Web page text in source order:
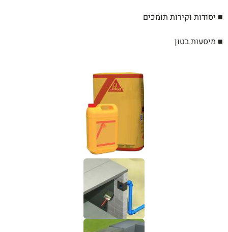
■ יסודות וקירות תומכים
■ מיסעות בטון